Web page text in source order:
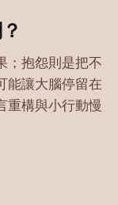
；抱怨則是把不
能讓大腦停留在
重構與小行動慢